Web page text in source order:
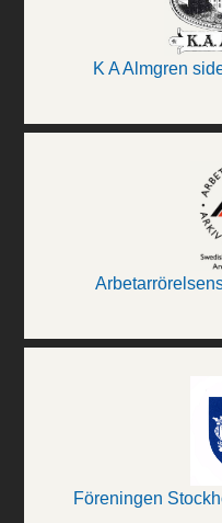
K A Almgren
Föreningen